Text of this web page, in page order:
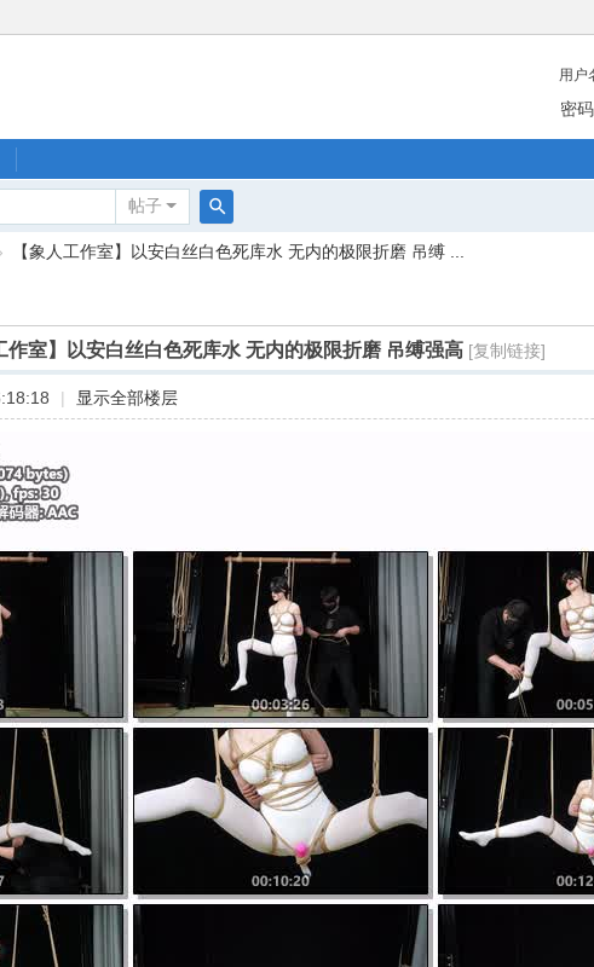
用户
密码
帖子
搜
› 【象人工作室】以安白丝白色死库水 无内的极限折磨 吊缚 ...
作室】以安白丝白色死库水 无内的极限折磨 吊缚强高 [复制链接]
显示全部楼层